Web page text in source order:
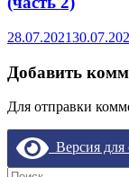
28.07.2021
Добавить
Для отправки
Версия